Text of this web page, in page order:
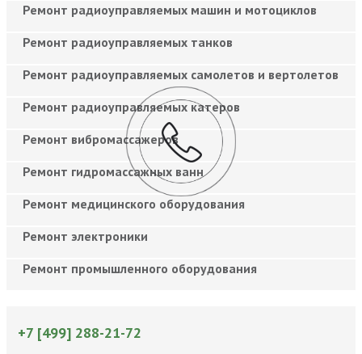
Ремонт радиоуправляемых машин и мотоциклов
Ремонт радиоуправляемых танков
Ремонт радиоуправляемых самолетов и вертолетов
Ремонт радиоуправляемых катеров
Ремонт вибромассажеров
Ремонт гидромассажных ванн
Ремонт медицинского оборудования
Ремонт электроники
Ремонт промышленного оборудования
+7 [499] 288-21-72